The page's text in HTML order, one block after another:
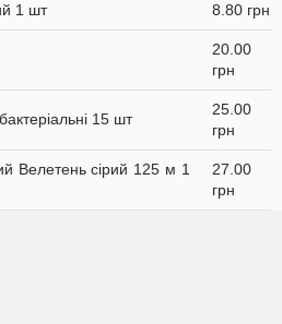
1 шт 8.80 грн
20.00
грн
15 шт
25.00
грн
Велетень сірий 125 м 1
27.00
грн